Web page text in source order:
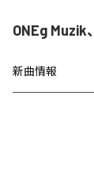
ONEg Muzik
新曲情報